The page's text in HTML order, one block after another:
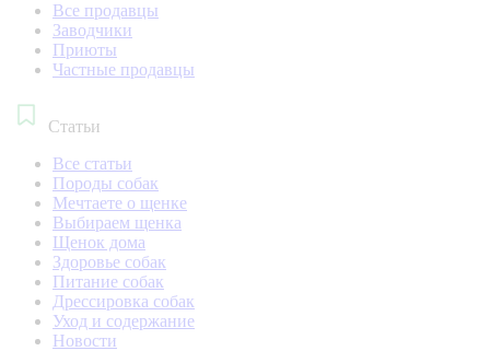
Все продавцы
Заводчики
Приюты
Частные продавцы
Статьи
Все статьи
Породы собак
Мечтаете о щенке
Выбираем щенка
Щенок дома
Здоровье собак
Питание собак
Дрессировка собак
Уход и содержание
Новости